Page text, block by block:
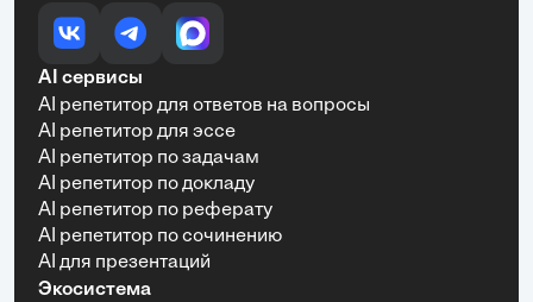
AI сервисы
AI репетитор для ответов на вопросы
AI репетитор для эссе
AI репетитор по задачам
AI репетитор по докладу
AI репетитор по реферату
AI репетитор по сочинению
AI для презентаций
Экосистема